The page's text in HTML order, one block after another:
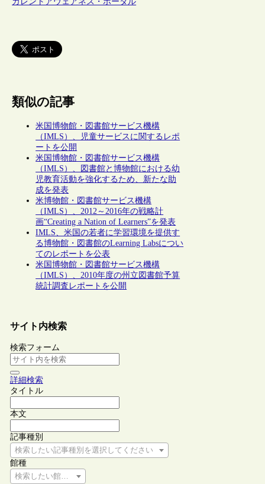
類似の記事
米国博物館・図書館サービス機構
（IMLS）、児童サービスに関するレポ
ートを公開
米国博物館・図書館サービス機構
（IMLS）、図書館と博物館における幼
児教育活動を強化するため、新たな助
成を発表
米博物館・図書館サービス機構
（IMLS）、2012～2016年の戦略計
画“Creating a Nation of Learners”を発表
IMLS、米国の若者に学習環境を提供す
る博物館・図書館のLearning Labsについ
てのレポートを公表
米国博物館・図書館サービス機構
（IMLS）、2010年度の州立図書館予算
統計調査レポートを公開
サイト内検索
検索フォーム
詳細検索
タイトル
本文
記事種別
検索したい記事種別を選択してください
館種
検索したい館種を選択してください